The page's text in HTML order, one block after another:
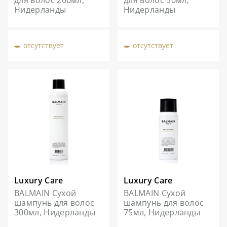
Нидерланды
отсутствует
Нидерланды
отсутствует
Luxury Care
BALMAIN Сухой
шампунь для волос
300мл, Нидерланды
Luxury Care
BALMAIN Сухой
шампунь для волос
75мл, Нидерланды